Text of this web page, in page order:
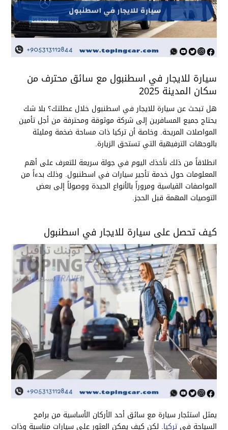
سيارة للايجار في اسطنبول مع سائق محترف من
سكان المدينة 2025
هل تبحث عن سيارة للايجار في اسطنبول خلال عطلتك؟ بلا شك
يحتاج جميع المسافرين إلى شركة موثوقة ومحترفة من أجل تأمين
المواصلات المريحة. وخاصة أن تركيا ذات مساحة ضخمة ومليئة
بالوجهات الترفيهية التي تستحق الزيارة.
انطلاقاً من ذلك نأخذك اليوم في جولة سريعة للتعرف على أهم
المعلومات حول خدمة تأجير سيارات في اسطنبول. وذلك بدءاً من
المواصفات القياسية ومروراً بالأنواع الجيدة ووصولاً إلى بعض
التوصيات المهمة قبل الحجز.
كيف تحصل على سيارة للايجار في اسطنبول
يمثل استئجار سيارة مع سائق أحد الأركان الأساسية من برامج
السياحة في تركيا. لكن كيف يمكن العثور على سيارات مناسبة وذات